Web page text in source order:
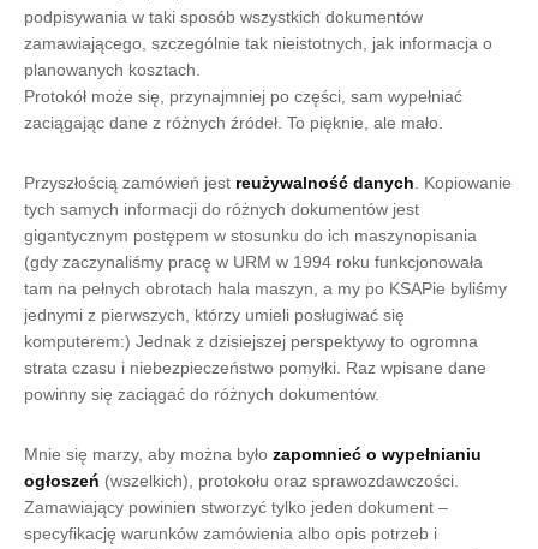
podpisywania w taki sposób wszystkich dokumentów
zamawiającego, szczególnie tak nieistotnych, jak informacja o
planowanych kosztach.
Protokół może się, przynajmniej po części, sam wypełniać
zaciągając dane z różnych źródeł. To pięknie, ale mało.
Przyszłością zamówień jest reużywalność danych . Kopiowanie
tych samych informacji do różnych dokumentów jest
gigantycznym postępem w stosunku do ich maszynopisania
(gdy zaczynaliśmy pracę w URM w 1994 roku funkcjonowała
tam na pełnych obrotach hala maszyn, a my po KSAPie byliśmy
jednymi z pierwszych, którzy umieli posługiwać się
komputerem:) Jednak z dzisiejszej perspektywy to ogromna
strata czasu i niebezpieczeństwo pomyłki. Raz wpisane dane
powinny się zaciągać do różnych dokumentów.
Mnie się marzy, aby można było zapomnieć o wypełnianiu
ogłoszeń (wszelkich), protokołu oraz sprawozdawczości.
Zamawiający powinien stworzyć tylko jeden dokument –
specyfikację warunków zamówienia albo opis potrzeb i